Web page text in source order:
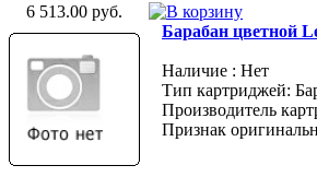
6 513.00 руб.
Барабан цветной
Наличие : Нет
Тип картриджей:
Производитель
Признак